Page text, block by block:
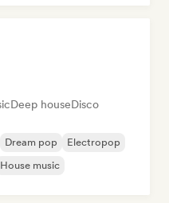
Deep houseDisco
Dream pop
Electropop
House music